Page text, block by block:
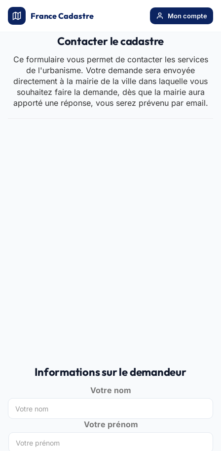
France Cadastre Mon compte
Contacter le cadastre
Ce formulaire vous permet de contacter les services
de l'urbanisme. Votre demande sera envoyée
directement à la mairie de la ville dans laquelle vous
souhaitez faire la demande, dès que la mairie aura
apporté une réponse, vous serez prévenu par email.
Informations sur le demandeur
Votre nom
Votre prénom